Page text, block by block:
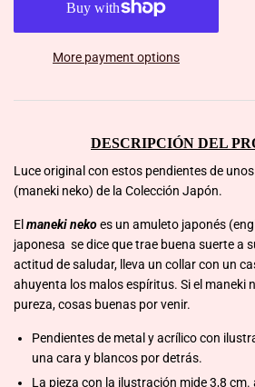
More payment options
DESCRIPCIÓN DEL
Luce original con estos pendientes de
(maneki neko) de la Colección Japón.
Elmaneki nekoes un amuleto japonés
japonesa se dice que trae buena suerte a
actitud de saludar, lleva un collar con un
ahuyenta los malos espíritus. Si el maneki
pureza, cosas buenas por venir.
Pendientes de metal y acrílico con
una cara y blancos por detrás.
La pieza con la ilustración mide 3,8 cm.